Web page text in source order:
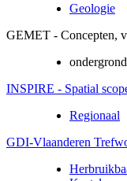
Geologie
GEMET - Concepten,
ondergrond
INSPIRE - Spatial
Regionaal
GDI-Vlaanderen